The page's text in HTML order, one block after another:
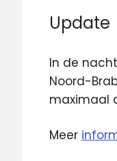
Update
In de
Noord-
maximaal
Meer